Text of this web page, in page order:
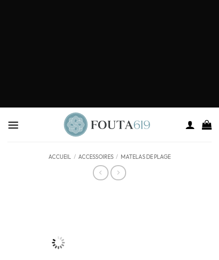
ACCUEIL / ACCESSOIRES / MATELAS DE PLAGE